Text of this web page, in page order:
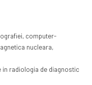
computer-
nucleara,
radiologia de diagnostic